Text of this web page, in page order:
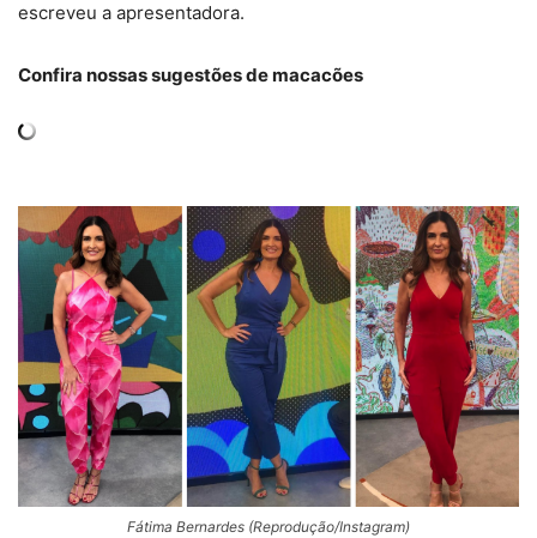
escreveu a apresentadora.
Confira nossas sugestões de macacões
Fátima Bernardes (Reprodução/Instagram)